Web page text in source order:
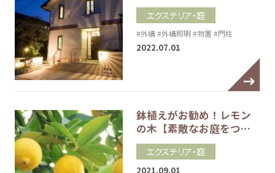
エクステリア・庭
#外構#外構照明 #物置 #門柱
2022.07.01
鉢植えがお勧め！レモン
の木【素敵なお庭をつ…
エクステリア・庭
2021.09.01